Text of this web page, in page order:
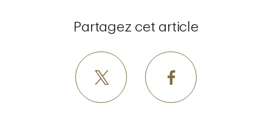
Partagez cet article